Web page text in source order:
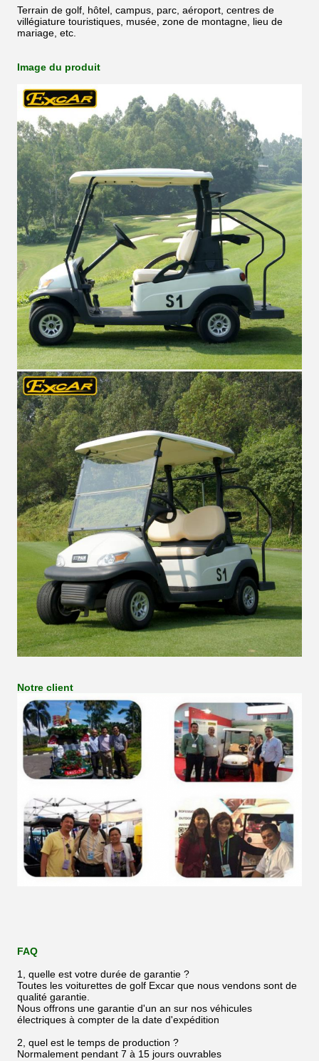
Terrain de golf, hôtel, campus, parc, aéroport, centres de
villégiature touristiques, musée, zone de montagne, lieu de
mariage, etc.
Image du produit
Notre client
FAQ
1, quelle est votre durée de garantie ?
Toutes les voiturettes de golf Excar que nous vendons sont de
qualité garantie.
Nous offrons une garantie d'un an sur nos véhicules
électriques à compter de la date d'expédition
2, quel est le temps de production ?
Normalement pendant 7 à 15 jours ouvrables